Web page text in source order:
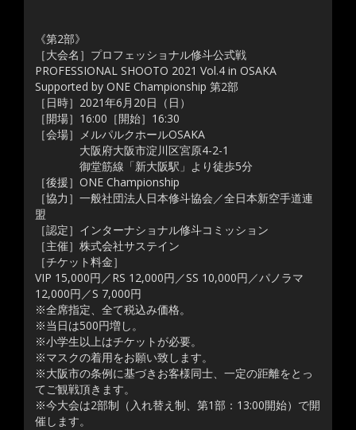
《第2部》
［大会名］プロフェッショナル修斗公式戦
PROFESSIONAL SHOOTO 2021 Vol.4 in OSAKA
Supported by ONE Championship 第2部
［日時］2021年6月20日（日）
［開場］16:00［開始］16:30
［会場］メルパルクホールOSAKA
大阪府大阪市淀川区宮原4-2-1
御堂筋線「新大阪駅」より徒歩5分
［後援］ONE Championship
［協力］一般社団法人日本修斗協会／全日本新空手道連
盟
［認定］インターナショナル修斗コミッション
［主催］株式会社サステイン
［チケット料金］
VIP 15,000円／RS 12,000円／SS 10,000円／パノラマ
12,000円／S 7,000円
※全席指定、全て税込み価格。
※当日は500円増し。
※小学生以上はチケットが必要。
※マスクの着用をお願い致します。
※大阪市の条例に基づきお客様同士、一定の距離をとっ
てご観戦頂きます。
※今大会は2部制（入れ替え制、第1部：13:00開始）で開
催します。